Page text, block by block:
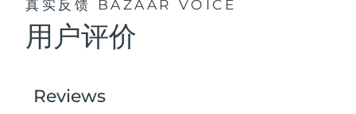
真实反馈 BAZAAR VOICE
用户评价